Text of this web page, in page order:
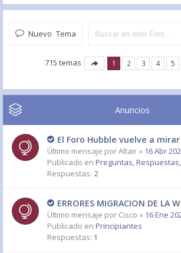
Nuevo Tema
715 temas 1 2 3 4 5
Anuncios
El Foro Hubble vuelve a
Último mensaje porAltair « 16 Abr
Publicado en Preguntas,
Respuestas: 2
ERRORES MIGRACION DE LA
Último mensaje por Cisco « 16 Ene
Publicado en Principiantes
Respuestas: 1